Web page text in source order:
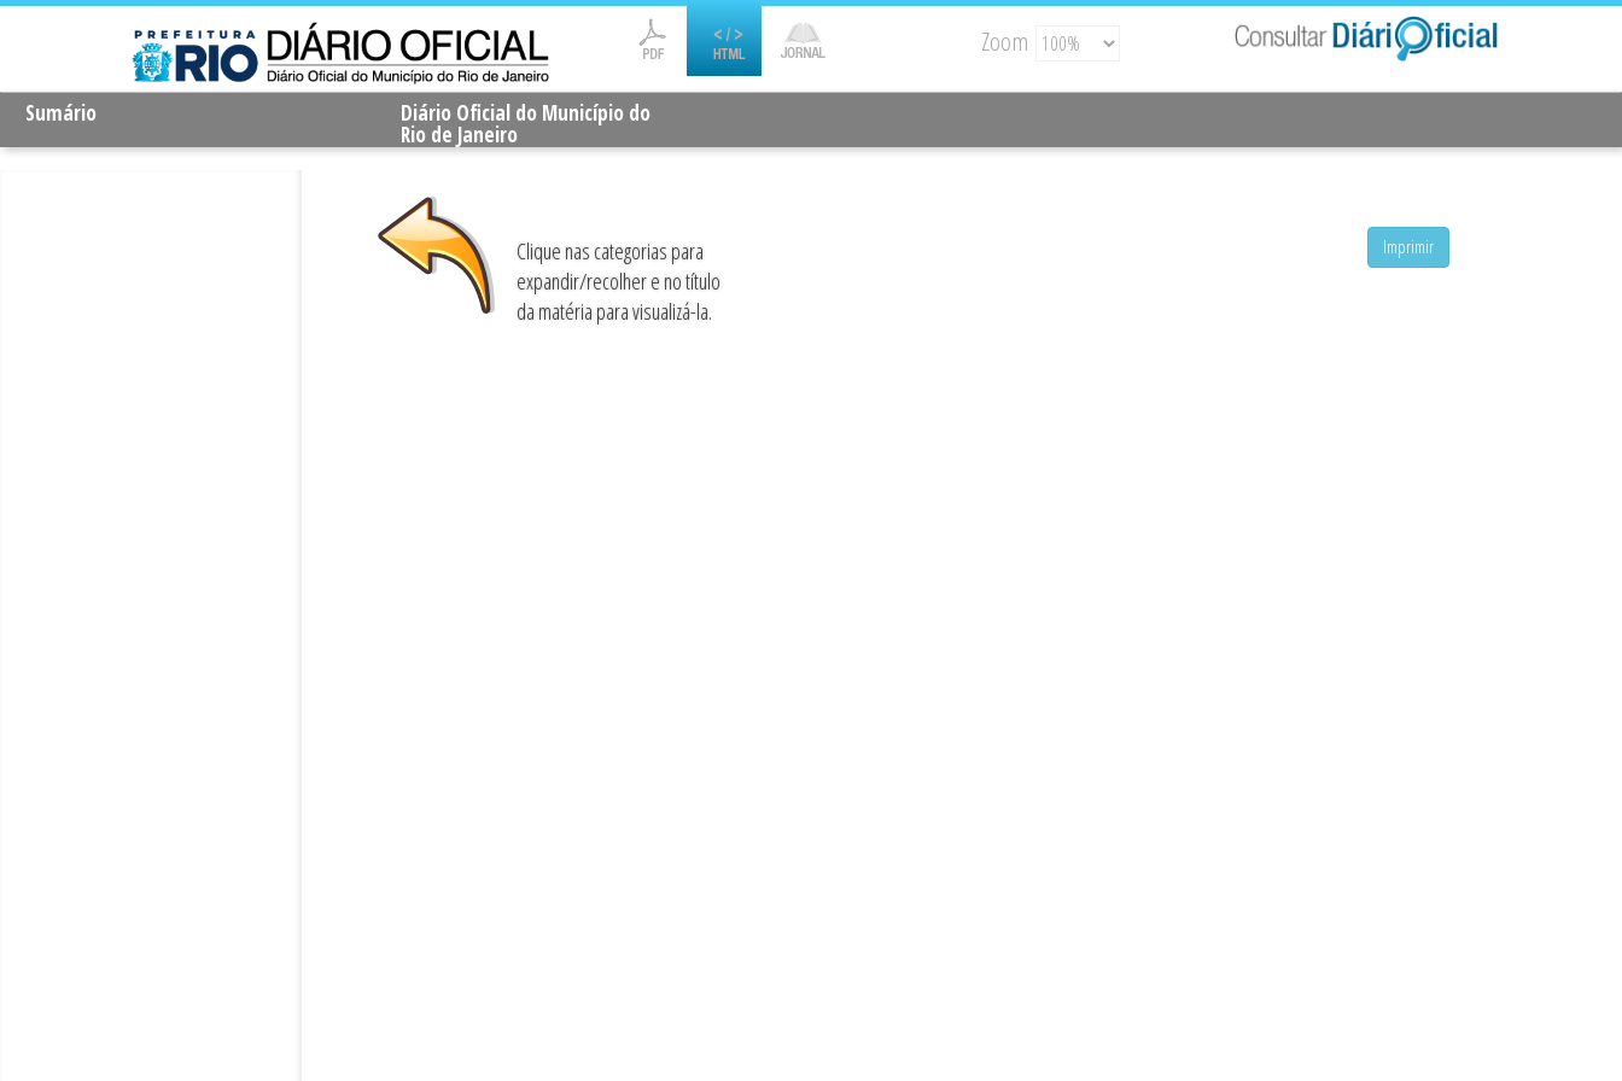
Zoom
Sumário Diário Oficial do Município do
Rio de Janeiro
Clique nas categorias para
expandir/recolher e no título
da matéria para visualizá-la.
Imprimir